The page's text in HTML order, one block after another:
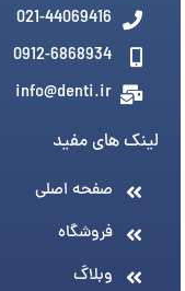
021-44069416
0912-6868934
info@denti.ir
لینک های مفید
صفحه اصلی
فروشگاه
وبلاگ